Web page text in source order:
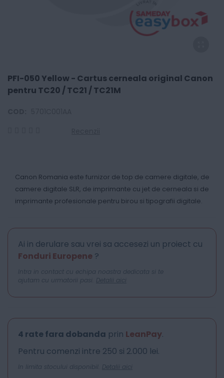
PFI-050 Yellow - Cartus cerneala original Canon
pentru TC20 / TC21 / TC21M
Canon Romania este furnizor de top de camere digitale, de
camere digitale SLR, de imprimante cu jet de cerneala si de
imprimante profesionale pentru birou si tipografii digitale.
Ai in derulare sau vrei sa accesezi un proiect cu
Fonduri Europene ?
Intra in contact cu echipa noastra dedicata si te
ajutam cu urmatorii pasi. Detalii aici
4 rate fara dobanda prin LeanPay.
Pentru comenzi intre 250 si 2.000 lei.
In limita stocului disponibil. Detalii aici